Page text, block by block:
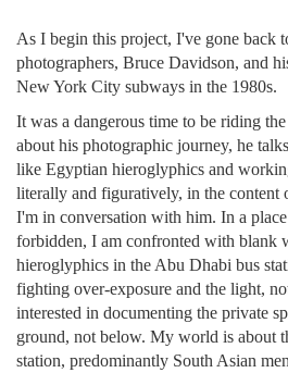
As I begin this project, I've gone back
photographers, Bruce Davidson, and
New York City subways in the 1980s.
It was a dangerous time to be riding
about his photographic journey, he
like Egyptian hieroglyphics and
literally and figuratively, in the content
I'm in conversation with him. In a
forbidden, I am confronted with blank
hieroglyphics in the Abu Dhabi bus
fighting over-exposure and the light,
interested in documenting the private
ground, not below. My world is about
station, predominantly South Asian